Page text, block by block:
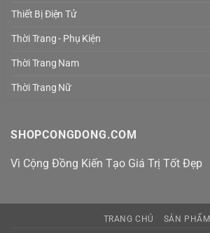
Thiết Bị Điện Tử
Thời Trang - Phụ Kiện
Thời Trang Nam
Thời Trang Nữ
SHOPCONGDONG.COM
Vì Cộng Đồng Kiến Tạo Giá Trị Tốt Đẹp
TRANG CHỦ SẢN PHẨM